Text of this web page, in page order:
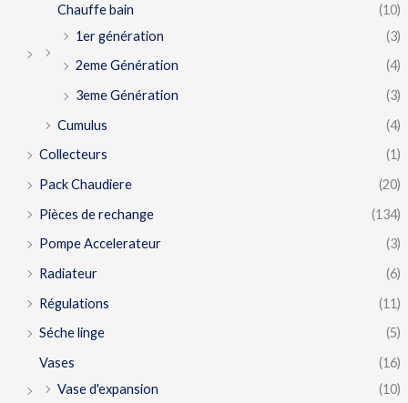
Chauffe bain
(10)
1er génération
(3)
2eme Génération
(4)
3eme Génération
(3)
Cumulus
(4)
Collecteurs
(1)
Pack Chaudiere
(20)
Pièces de rechange
(134)
Pompe Accelerateur
(3)
Radiateur
(6)
Régulations
(11)
Séche linge
(5)
Vases
(16)
Vase d'expansion
(10)